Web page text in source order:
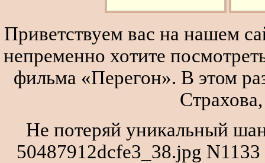
Приветствуем вас на нашем
непременно хотите
фильма «Перегон». В этом
Не потеряй уникальный
50487912dcfe3_38.jpg